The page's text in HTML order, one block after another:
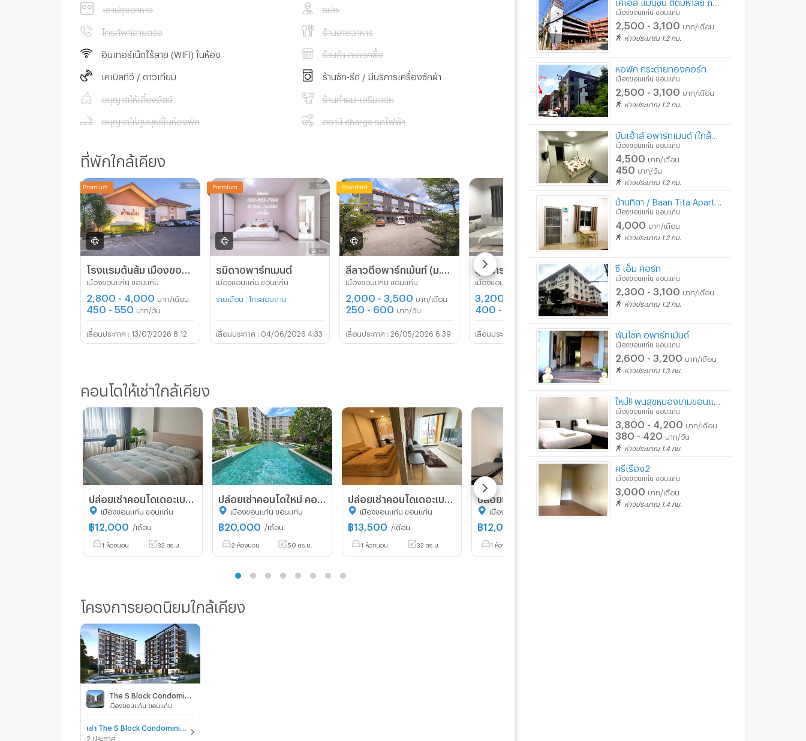
เตาปรุงอาหาร
โทรศัพท์สายตรง
อินเทอร์เน็ตไร้สาย (WIFI) ในห้อง
เคเบิลทีวี / ดาวเทียม
อนุญาตให้เลี้ยงสัตว์
อนุญาตให้สูบบุหรี่ในห้องพัก
รปภ.
ร้านขายอาหาร
ร้านค้า สะดวกซื้อ
ร้านซัก-รีด / มีบริการเครื่องซักผ้า
ร้านทำผม-เสริมสวย
สถานี charge รถไฟฟ้า
ที่พักใกล้เคียง
เมืองขอนแก่น ขอนแก่น
2,800 - 4,000 บาท/เดือน
450 - 550 บาท/วัน
13/07/2026 8:12
รมิดาอพาร์ทเมนต์
เมืองขอนแก่น ขอนแก่น
รายเดือน : โทรสอบถาม
04/06/2026 4:33
เมืองขอนแก่น ขอนแก่น
2,000 - 3,500 บาท/เดือน
250 - 600 บาท/วัน
26/05/2026 6:39
สุดาภรณ์ เพลส
เมืองขอนแก่น ขอนแก่น
3,200 บาท/เดือน
400 - 500 บาท/วัน
01/08/2026 12:15
พรหมณีเพลส
เมืองขอนแก่น ขอนแก่น
2,200 - 3,100 บาท/เดือน
09/06/2026
12:04
คอนโดให้เช่าใกล้เคียง
เมืองขอนแก่น ขอนแก่น
฿12,000 /เดือน
1 ห้องนอน 32 ตร.ม.
เมืองขอนแก่น ขอนแก่น
฿20,000 /เดือน
2 ห้องนอน 50 ตร.ม.
เมืองขอนแก่น ขอนแก่น
฿13,500 /เดือน
1 ห้องนอน 32 ตร.ม.
ปล่อยเช่าคอนโดเดอะเบสศรีจันทร์ ใจกลางเมืองขอนแก่น
เมืองขอนแก่น ขอนแก่น
฿12,000
1 ห้องนอน
โครงการยอดนิยมใกล้เคียง
The S Block Condominium
เมืองขอนแก่น ขอนแก่น
2 ประกาศ
เมืองขอนแก่น ขอนแก่น
2,500 - 3,100 บาท/เดือน
ห่างประมาณ 1.2 กม.
หอพัก กระต่ายทองคอร์ท
เมืองขอนแก่น ขอนแก่น
2,500 - 3,100 บาท/เดือน
ห่างประมาณ 1.2 กม.
เมืองขอนแก่น ขอนแก่น
4,500 บาท/เดือน
450 บาท/วัน
ห่างประมาณ 1.2 กม.
เมืองขอนแก่น ขอนแก่น
4,000 บาท/เดือน
ห่างประมาณ 1.2 กม.
ซี เอ็ม คอร์ท
เมืองขอนแก่น ขอนแก่น
2,300 - 3,100 บาท/เดือน
ห่างประมาณ 1.2 กม.
พันโชค อพาร์ทเม้นต์
เมืองขอนแก่น ขอนแก่น
2,600 - 3,200 บาท/เดือน
ห่างประมาณ 1.3 กม.
เมืองขอนแก่น ขอนแก่น
3,800 - 4,200 บาท/เดือน
380 - 420 บาท/วัน
ห่างประมาณ 1.4 กม.
ศรีเรือง2
เมืองขอนแก่น ขอนแก่น
3,000 บาท/เดือน
ห่างประมาณ 1.4 กม.